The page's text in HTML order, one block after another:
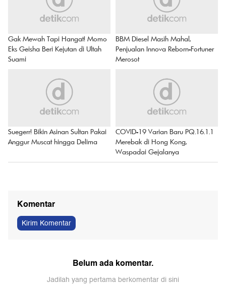
Gak Mewah Tapi Hangat! Momo
Eks Geisha Beri Kejutan di Ultah
Suami
BBM Diesel Masih Mahal,
Penjualan Innova Reborn-Fortuner
Merosot
Suegerr! Bikin Asinan Sultan Pakai
Anggur Muscat hingga Delima
COVID-19 Varian Baru PQ.16.1.1
Merebak di Hong Kong,
Waspadai Gejalanya
Komentar
Kirim Komentar
Belum ada komentar.
Jadilah yang pertama berkomentar di sini